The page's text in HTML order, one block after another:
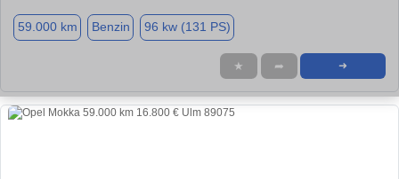
59.000 km Benzin 96 kw (131 PS)
★ ➦ ➜